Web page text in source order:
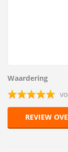
Waardering
REVIEW